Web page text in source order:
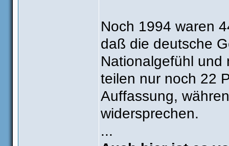
Noch 1994 waren
daß die deutsche
Nationalgefühl und
teilen nur noch 22
Auffassung,
widersprechen.
...